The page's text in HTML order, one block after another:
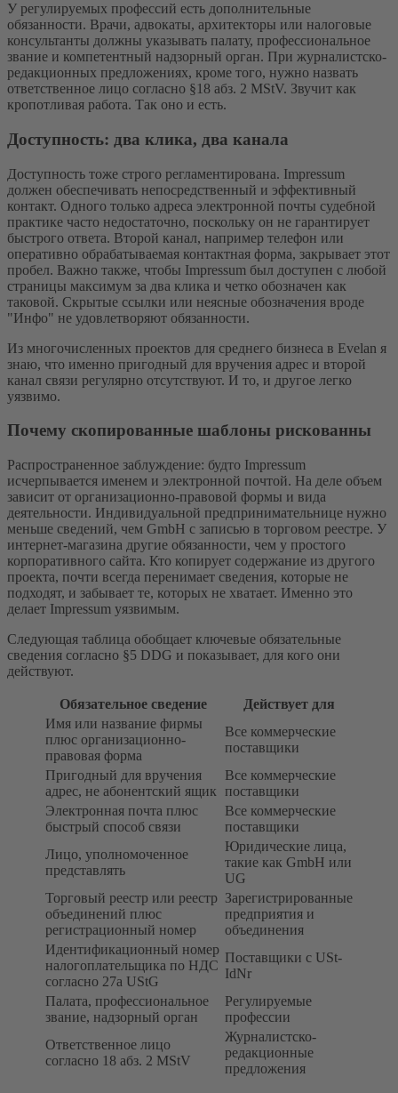
У регулируемых профессий есть дополнительные
обязанности. Врачи, адвокаты, архитекторы или налоговые
консультанты должны указывать палату, профессиональное
звание и компетентный надзорный орган. При журналистско-
редакционных предложениях, кроме того, нужно назвать
ответственное лицо согласно §18 абз. 2 MStV. Звучит как
кропотливая работа. Так оно и есть.
Доступность: два клика, два канала
Доступность тоже строго регламентирована. Impressum
должен обеспечивать непосредственный и эффективный
контакт. Одного только адреса электронной почты судебной
практике часто недостаточно, поскольку он не гарантирует
быстрого ответа. Второй канал, например телефон или
оперативно обрабатываемая контактная форма, закрывает этот
пробел. Важно также, чтобы Impressum был доступен с любой
страницы максимум за два клика и четко обозначен как
таковой. Скрытые ссылки или неясные обозначения вроде
"Инфо" не удовлетворяют обязанности.
Из многочисленных проектов для среднего бизнеса в Evelan я
знаю, что именно пригодный для вручения адрес и второй
канал связи регулярно отсутствуют. И то, и другое легко
уязвимо.
Почему скопированные шаблоны рискованны
Распространенное заблуждение: будто Impressum
исчерпывается именем и электронной почтой. На деле объем
зависит от организационно-правовой формы и вида
деятельности. Индивидуальной предпринимательнице нужно
меньше сведений, чем GmbH с записью в торговом реестре. У
интернет-магазина другие обязанности, чем у простого
корпоративного сайта. Кто копирует содержание из другого
проекта, почти всегда перенимает сведения, которые не
подходят, и забывает те, которых не хватает. Именно это
делает Impressum уязвимым.
Следующая таблица обобщает ключевые обязательные
сведения согласно §5 DDG и показывает, для кого они
действуют.
Обязательное сведение
Действует для
Имя или название фирмы
плюс организационно-
правовая форма
Все коммерческие
поставщики
Пригодный для вручения
адрес, не абонентский ящик
Все коммерческие
поставщики
Электронная почта плюс
быстрый способ связи
Все коммерческие
поставщики
Лицо, уполномоченное
представлять
Юридические лица,
такие как GmbH или
UG
Торговый реестр или реестр
объединений плюс
регистрационный номер
Зарегистрированные
предприятия и
объединения
Идентификационный номер
налогоплательщика по НДС
согласно 27a UStG
Поставщики с USt-
IdNr
Палата, профессиональное
звание, надзорный орган
Регулируемые
профессии
Ответственное лицо
согласно 18 абз. 2 MStV
Журналистско-
редакционные
предложения